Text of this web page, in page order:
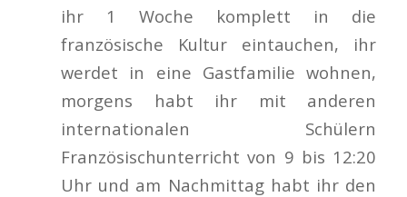
ihr 1 Woche komplett in die
französische Kultur eintauchen, ihr
werdet in eine Gastfamilie wohnen,
morgens habt ihr mit anderen
internationalen Schülern
Französischunterricht von 9 bis 12:20
Uhr und am Nachmittag habt ihr den